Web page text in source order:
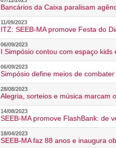
Bancários da Caixa paralisam
11/09/2023
ITZ: SEEB-MA promove Festa do
06/09/2023
I Simpósio contou com espaço kids
06/09/2023
Simpósio define meios de
28/08/2023
Alegria, sorteios e música marcam
14/08/2023
SEEB-MA promove FlashBank: de
18/04/2023
SEEB-MA faz 88 anos e inaugura